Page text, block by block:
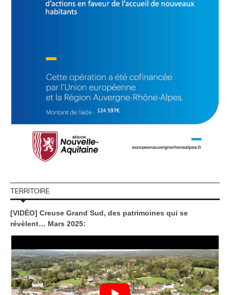
TERRITOIRE
[VIDÉO] Creuse Grand Sud, des patrimoines qui se
révèlent… Mars 2025: